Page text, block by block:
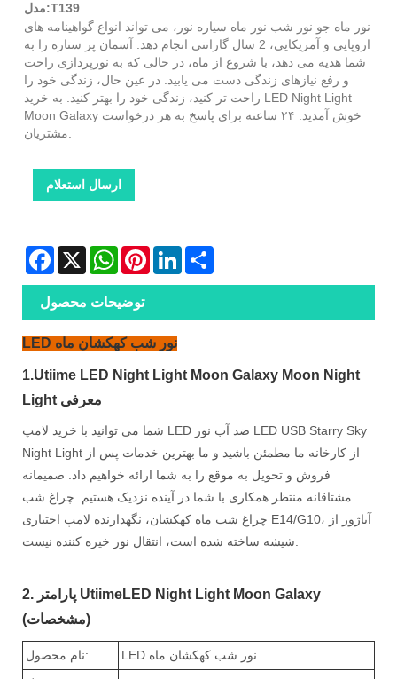
مدل:T139
نور ماه جو نور شب نور ماه سیاره نور، می تواند انواع گواهینامه های
اروپایی و آمریکایی، 2 سال گارانتی انجام دهد. آسمان پر ستاره را به
شما هدیه می دهد، با شروع از ماه، در حالی که به نورپردازی راحت
و رفع نیازهای زندگی دست می یابید. در عین حال، زندگی خود را
راحت تر کنید، زندگی خود را بهتر کنید. به خرید LED Night Light
Moon Galaxy خوش آمدید. ۲۴ ساعته برای پاسخ به هر درخواست
مشتریان.
ارسال استعلام
Facebook
X WhatsAppPinterestLinkedIn
توضیحات محصول
LED نور شب کهکشان ماه
1.Utiime LED Night Light Moon Galaxy Moon Night
Light معرفی
شما می توانید با خرید لامپ LED ضد آب نور LED USB Starry Sky
Night Light از کارخانه ما مطمئن باشید و ما بهترین خدمات پس از
فروش و تحویل به موقع را به شما ارائه خواهیم داد. صمیمانه
مشتاقانه منتظر همکاری با شما در آینده نزدیک هستیم. چراغ شب
چراغ شب ماه کهکشان، نگهدارنده لامپ اختیاری E14/G10، آباژور از
شیشه ساخته شده است، انتقال نور خیره کننده نیست.
2. پارامتر UtiimeLED Night Light Moon Galaxy
(مشخصات)
نام محصول:
LED نور شب کهکشان ماه